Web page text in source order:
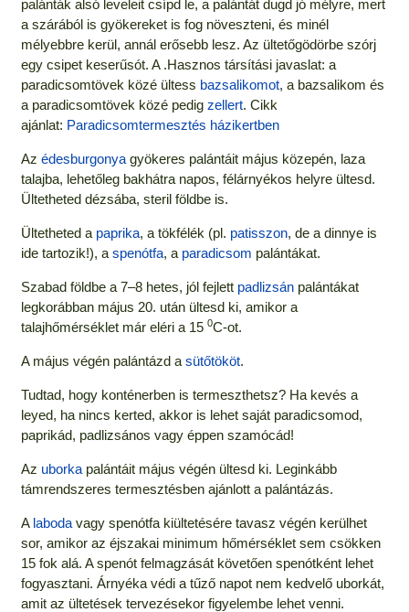
palánták alsó leveleit csípd le, a palántát dugd jó mélyre, mert
a szárából is gyökereket is fog növeszteni, és minél
mélyebbre kerül, annál erősebb lesz. Az ültetőgödörbe szórj
egy csipet keserűsót. A .Hasznos társítási javaslat: a
paradicsomtövek közé ültess bazsalikomot, a bazsalikom és
a paradicsomtövek közé pedig zellert. Cikk
ajánlat: Paradicsomtermesztés házikertben
Az édesburgonyagyökeres palántáit május közepén, laza
talajba, lehetőleg bakhátra napos, félárnyékos helyre ültesd.
Ültetheted dézsába, steril földbe is.
Ültetheted a paprika, a tökfélék (pl. patisszon, de a dinnye is
ide tartozik!), a spenótfa, a paradicsom palántákat.
Szabad földbe a 7–8 hetes, jól fejlett padlizsánpalántákat
legkorábban május 20. után ültesd ki, amikor a
talajhőmérséklet már eléri a 15 0C-ot.
A május végén palántázd a sütőtököt.
Tudtad, hogy konténerben is termeszthetsz? Ha kevés a
leyed, ha nincs kerted, akkor is lehet saját paradicsomod,
paprikád, padlizsános vagy éppen szamócád!
Az uborkapalántáit május végén ültesd ki. Leginkább
támrendszeres termesztésben ajánlott a palántázás.
A labodavagy spenótfa kiültetésére tavasz végén kerülhet
sor, amikor az éjszakai minimum hőmérséklet sem csökken
15 fok alá. A spenót felmagzását követően spenótként lehet
fogyasztani. Árnyéka védi a tűző napot nem kedvelő uborkát,
amit az ültetések tervezésekor figyelembe lehet venni.